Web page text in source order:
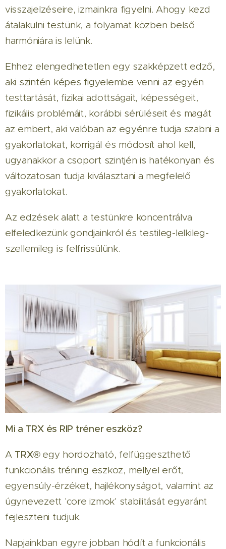
visszajelzéseire, izmainkra figyelni. Ahogy kezd
átalakulni testünk, a folyamat közben belső
harmóniára is lelünk.
Ehhez elengedhetetlen egy szakképzett edző,
aki szintén képes figyelembe venni az egyén
testtartását, fizikai adottságait, képességeit,
fizikális problémáit, korábbi sérüléseit és magát
az embert, aki valóban az egyénre tudja szabni a
gyakorlatokat, korrigál és módosít ahol kell,
ugyanakkor a csoport szintjén is hatékonyan és
változatosan tudja kiválasztani a megfelelő
gyakorlatokat.
Az edzések alatt a testünkre koncentrálva
elfeledkezünk gondjainkról és testileg-lelkileg-
szellemileg is felfrissülünk.
Mi a TRX és RIP tréner eszköz?
A TRX® egy hordozható, felfüggeszthető
funkcionális tréning eszköz, mellyel erőt,
egyensúly-érzéket, hajlékonyságot, valamint az
úgynevezett 'core izmok' stabilitását egyaránt
fejleszteni tudjuk.
Napjainkban egyre jobban hódít a funkcionális